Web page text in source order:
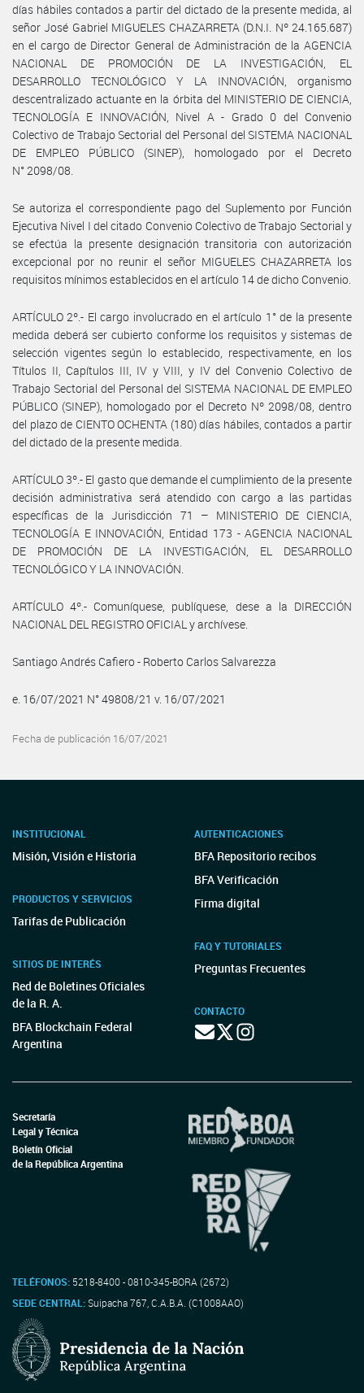
días hábiles contados a partir del dictado de la presente medida, al
señor José Gabriel MIGUELES CHAZARRETA (D.N.I. Nº 24.165.687)
en el cargo de Director General de Administración de la AGENCIA
NACIONAL DE PROMOCIÓN DE LA INVESTIGACIÓN, EL
DESARROLLO TECNOLÓGICO Y LA INNOVACIÓN, organismo
descentralizado actuante en la órbita del MINISTERIO DE CIENCIA,
TECNOLOGÍA E INNOVACIÓN, Nivel A - Grado 0 del Convenio
Colectivo de Trabajo Sectorial del Personal del SISTEMA NACIONAL
DE EMPLEO PÚBLICO (SINEP), homologado por el Decreto
N° 2098/08.
Se autoriza el correspondiente pago del Suplemento por Función
Ejecutiva Nivel I del citado Convenio Colectivo de Trabajo Sectorial y
se efectúa la presente designación transitoria con autorización
excepcional por no reunir el señor MIGUELES CHAZARRETA los
requisitos mínimos establecidos en el artículo 14 de dicho Convenio.
ARTÍCULO 2º.- El cargo involucrado en el artículo 1° de la presente
medida deberá ser cubierto conforme los requisitos y sistemas de
selección vigentes según lo establecido, respectivamente, en los
Títulos II, Capítulos III, IV y VIII, y IV del Convenio Colectivo de
Trabajo Sectorial del Personal del SISTEMA NACIONAL DE EMPLEO
PÚBLICO (SINEP), homologado por el Decreto Nº 2098/08, dentro
del plazo de CIENTO OCHENTA (180) días hábiles, contados a partir
del dictado de la presente medida.
ARTÍCULO 3º.- El gasto que demande el cumplimiento de la presente
decisión administrativa será atendido con cargo a las partidas
específicas de la Jurisdicción 71 – MINISTERIO DE CIENCIA,
TECNOLOGÍA E INNOVACIÓN, Entidad 173 - AGENCIA NACIONAL
DE PROMOCIÓN DE LA INVESTIGACIÓN, EL DESARROLLO
TECNOLÓGICO Y LA INNOVACIÓN.
ARTÍCULO 4º.- Comuníquese, publíquese, dese a la DIRECCIÓN
NACIONAL DEL REGISTRO OFICIAL y archívese.
Santiago Andrés Cafiero - Roberto Carlos Salvarezza
e. 16/07/2021 N° 49808/21 v. 16/07/2021
Fecha de publicación 16/07/2021
INSTITUCIONAL
Misión, Visión e Historia
PRODUCTOS Y SERVICIOS
Tarifas de Publicación
SITIOS DE INTERÉS
Red de Boletines Oficiales
de la R. A.
BFA Blockchain Federal
Argentina
AUTENTICACIONES
BFA Repositorio recibos
BFA Verificación
Firma digital
FAQ Y TUTORIALES
Preguntas Frecuentes
CONTACTO
Secretaría
Legal y Técnica
Boletín Oficial
de la República Argentina
TELÉFONOS: 5218-8400 - 0810-345-BORA (2672)
SEDE CENTRAL:Suipacha 767, C.A.B.A. (C1008AAO)